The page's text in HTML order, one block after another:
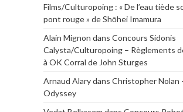
Films/Culturopoing : « De l’eau tiède
pont rouge » de Shōhei Imamura
Alain Mignon dans Concours Sidonis
Calysta/Culturopoing – Règlements
à OK Corral de John Sturges
Arnaud Alarydans Christopher Nolan
Odyssey